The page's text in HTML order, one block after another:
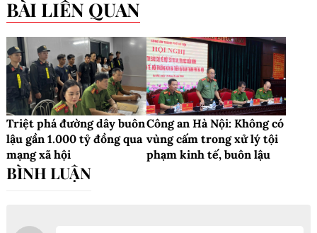
BÀI LIÊN QUAN
Triệt phá đường dây buôn
lậu gần 1.000 tỷ đồng qua
mạng xã hội
Công an Hà Nội: Không có
vùng cấm trong xử lý tội
phạm kinh tế, buôn lậu